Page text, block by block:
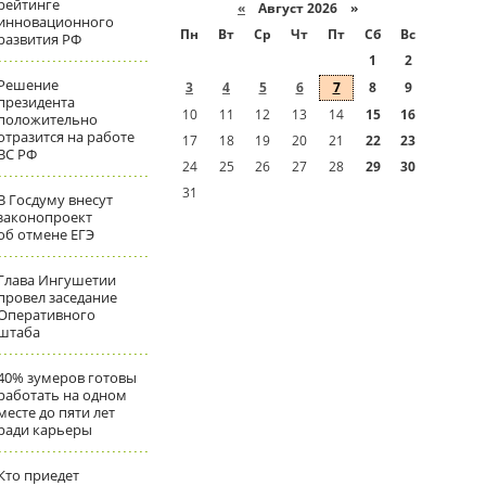
РФ
на работе
РФ
Госдуму внесут
отмене ЕГЭ
Ингушетии
заседание
зумеров готовы
на одном
до пяти лет
карьеры
приедет
« Август 2026 »
Пн
Вт Ср Чт Пт Сб
Вс
1
2
3
4 5 6 7 8
9
10
11 12 13 14 15
16
17
18 19 20 21 22
23
24
25 26 27 28 29
30
31